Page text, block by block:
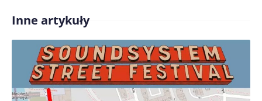
Treść komentarza*
Inne artykuły